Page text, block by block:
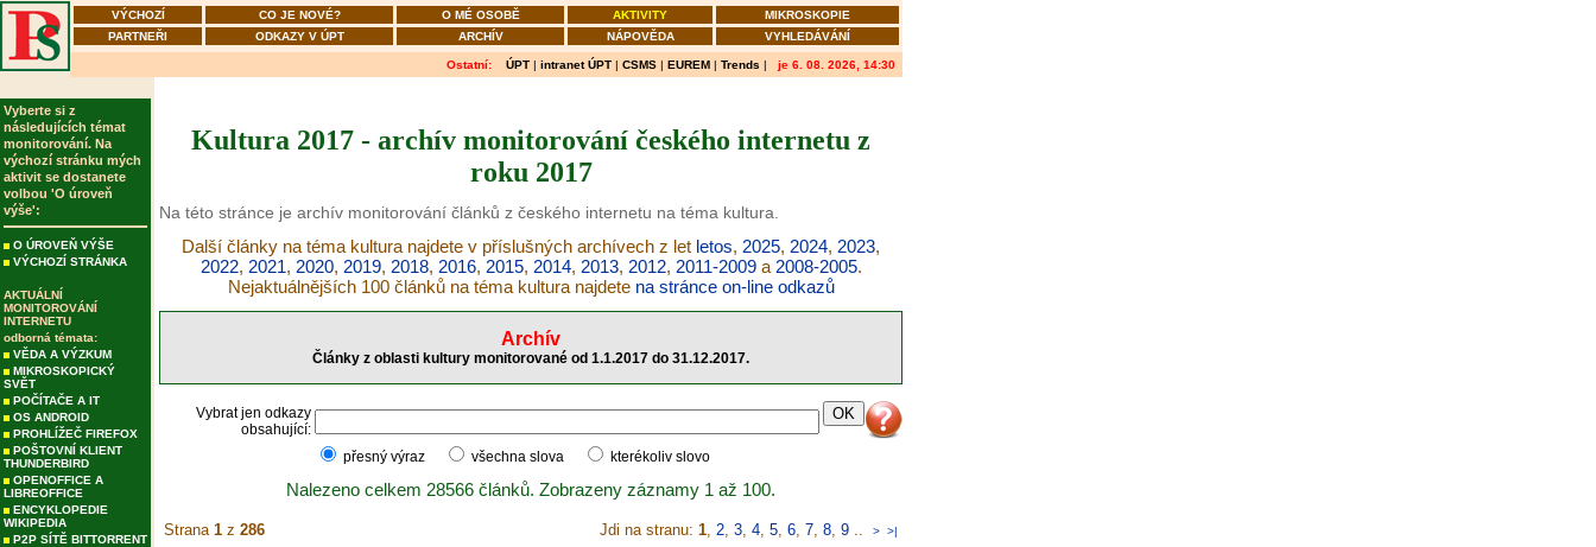
VÝCHOZÍ CO JE NOVÉ? O MÉ OSOBĚ AKTIVITY
MIKROSKOPIE
PARTNEŘI
ODKAZY V ÚPT ARCHÍV NÁPOVĚDA VYHLEDÁVÁNÍ
Ostatní: ÚPT | intranet ÚPT | CSMS | EUREM | Trends | je 6. 08. 2026, 14:30
Vyberte si z
následujících témat
monitorování. Na
výchozí stránku mých
aktivit se dostanete
volbou 'O úroveň
výše':
O ÚROVEŇ VÝŠE
VÝCHOZÍ STRÁNKA
AKTUÁLNÍ
MONITOROVÁNÍ
INTERNETU
odborná témata:
VĚDA A VÝZKUM
MIKROSKOPICKÝ
SVĚT
POČÍTAČE A IT
OS ANDROID
PROHLÍŽEČ FIREFOX
POŠTOVNÍ KLIENT
THUNDERBIRD
OPENOFFICE A
LIBREOFFICE
ENCYKLOPEDIE
WIKIPEDIA
P2P SÍTĚ BITTORRENT
Kultura 2017 - archív monitorování českého internetu z
roku 2017
Na této stránce je archív monitorování článků z českého internetu na téma kultura.
Další články na téma kultura najdete v příslušných archívech z let letos, 2025, 2024, 2023,
2022, 2021, 2020, 2019, 2018, 2016, 2015, 2014, 2013, 2012, 2011-2009a 2008-2005.
Nejaktuálnějších 100 článků na téma kultura najdete na stránce on-line odkazů
Archív
Články z oblasti kultury monitorované od 1.1.2017 do 31.12.2017.
Vybrat jen odkazy
obsahující:
přesný výraz
všechna slova kterékoliv slovo
Nalezeno celkem 28566 článků. Zobrazeny záznamy 1 až 100.
Strana 1 z 286 Jdi na stranu: 1, 2, 3, 4, 5, 6, 7, 8, 9 .. > >|